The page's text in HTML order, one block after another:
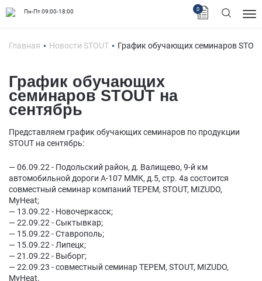
Пн-Пт 09:00-18:00 0
Главная Новости STOUT График обучающих семинаров
График обучающих
семинаров STOUT на
сентябрь
Представляем график обучающих семинаров по продукции
STOUT на сентябрь:
— 06.09.22 - Подольский район, д. Валищево, 9-й км
автомобильной дороги А-107 ММК, д.5, стр. 4а состоится
совместный семинар компаний ТЕРЕМ, STOUT, MIZUDO,
MyHeat;
— 13.09.22 - Новочеркасск;
— 22.09.22 - Сыктывкар;
— 15.09.22 - Ставрополь;
— 15.09.22 - Липецк;
— 21.09.22 - Выборг;
— 22.09.23 - совместный семинар ТЕРЕМ, STOUT, MIZUDO,
MyHeat.